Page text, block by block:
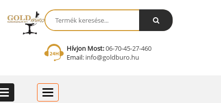
Hívjon Most:06-70-45-27-460
Email:info@goldburo.hu
Categories
Categories